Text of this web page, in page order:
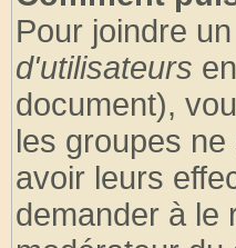
Pour joindre
d'utilisateurs
document),
les groupes ne
avoir leurs
demander à le